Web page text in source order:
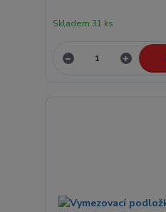
Skladem 31 ks